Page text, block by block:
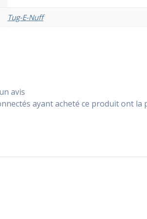
Tug-E-Nuff
avis
ayant acheté ce produit ont la